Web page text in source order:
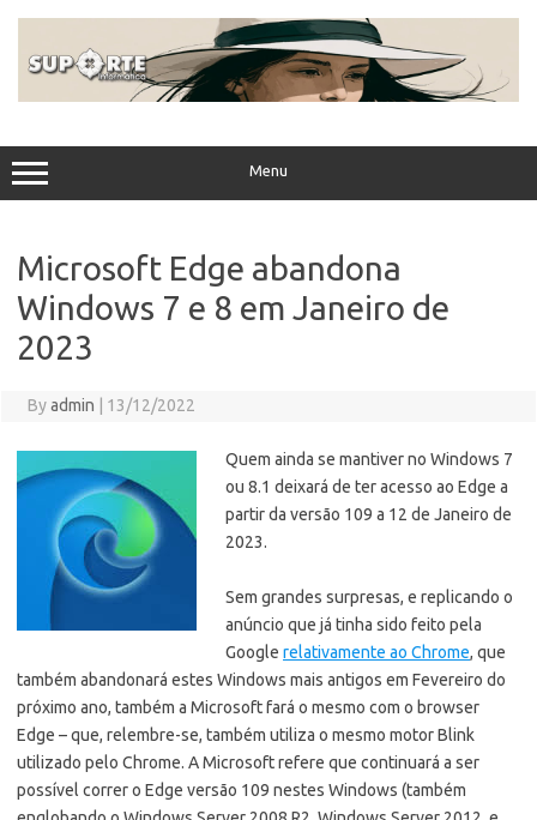
Menu
Microsoft Edge abandona
Windows 7 e 8 em Janeiro de
2023
Byadmin 13/12/2022
Quem ainda se mantiver no Windows 7
ou 8.1 deixará de ter acesso ao Edge a
partir da versão 109 a 12 de Janeiro de
2023.
Sem grandes surpresas, e replicando o
anúncio que já tinha sido feito pela
Google relativamente ao Chrome, que
também abandonará estes Windows mais antigos em Fevereiro do
próximo ano, também a Microsoft fará o mesmo com o browser
Edge – que, relembre-se, também utiliza o mesmo motor Blink
utilizado pelo Chrome. A Microsoft refere que continuará a ser
possível correr o Edge versão 109 nestes Windows (também